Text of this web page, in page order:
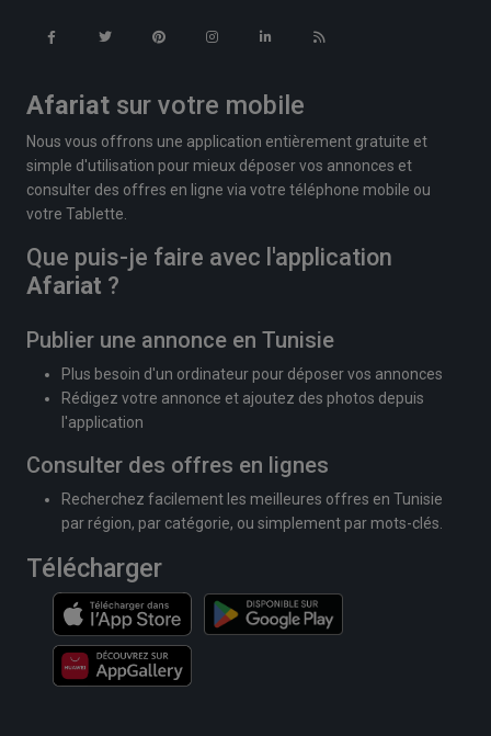
Afariat sur votre mobile
Nous vous offrons une application entièrement gratuite et
simple d'utilisation pour mieux déposer vos annonces et
consulter des offres en ligne via votre téléphone mobile ou
votre Tablette.
Que puis-je faire avec l'application
Afariat ?
Publier une annonce en Tunisie
Plus besoin d'un ordinateur pour déposer vos annonces
Rédigez votre annonce et ajoutez des photos depuis
l'application
Consulter des offres en lignes
Recherchez facilement les meilleures offres en Tunisie
par région, par catégorie, ou simplement par mots-clés.
Télécharger